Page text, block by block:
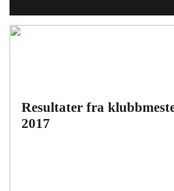
Resultater fra
2017